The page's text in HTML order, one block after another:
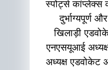
स्पोर्ट्स
दुर्भाग्यपूर्ण
खिलाड़ी
एनएसयूआई
अध्यक्ष एडवोकेट